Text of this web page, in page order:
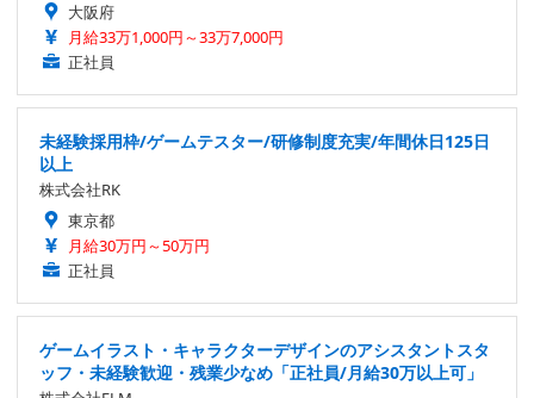
大阪府
月給33万1,000円～33万7,000円
正社員
未経験採用枠/ゲームテスター/研修制度充実/年間休日125日
以上
株式会社RK
東京都
月給30万円～50万円
正社員
ゲームイラスト・キャラクターデザインのアシスタントスタ
ッフ・未経験歓迎・残業少なめ「正社員/月給30万以上可」